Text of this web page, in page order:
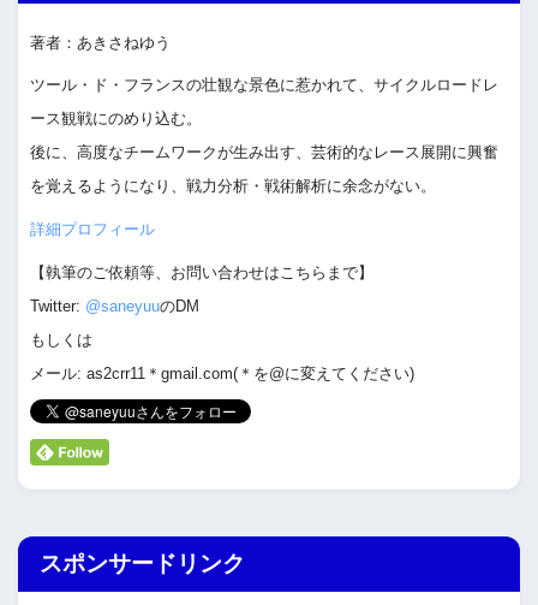
著者：あきさねゆう
ツール・ド・フランスの壮観な景色に惹かれて、サイクルロードレ
ース観戦にのめり込む。
後に、高度なチームワークが生み出す、芸術的なレース展開に興奮
を覚えるようになり、戦力分析・戦術解析に余念がない。
詳細プロフィール
【執筆のご依頼等、お問い合わせはこちらまで】
Twitter: @saneyuuのDM
もしくは
メール: as2crr11＊gmail.com(＊を@に変えてください)
スポンサードリンク